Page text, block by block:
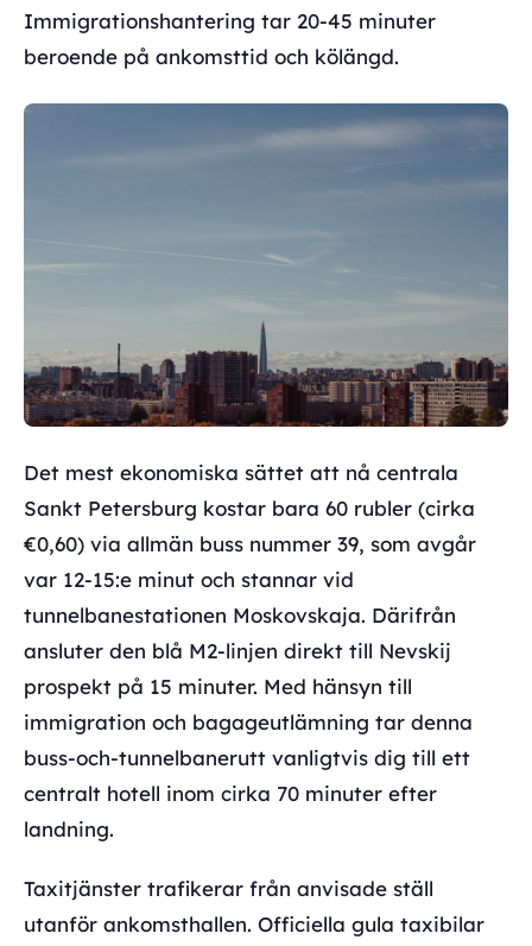
Immigrationshantering tar 20-45 minuter
beroende på ankomsttid och kölängd.
Det mest ekonomiska sättet att nå centrala
Sankt Petersburg kostar bara 60 rubler (cirka
€0,60) via allmän buss nummer 39, som avgår
var 12-15:e minut och stannar vid
tunnelbanestationen Moskovskaja. Därifrån
ansluter den blå M2-linjen direkt till Nevskij
prospekt på 15 minuter. Med hänsyn till
immigration och bagageutlämning tar denna
buss-och-tunnelbanerutt vanligtvis dig till ett
centralt hotell inom cirka 70 minuter efter
landning.
Taxitjänster trafikerar från anvisade ställ
utanför ankomsthallen. Officiella gula taxibilar